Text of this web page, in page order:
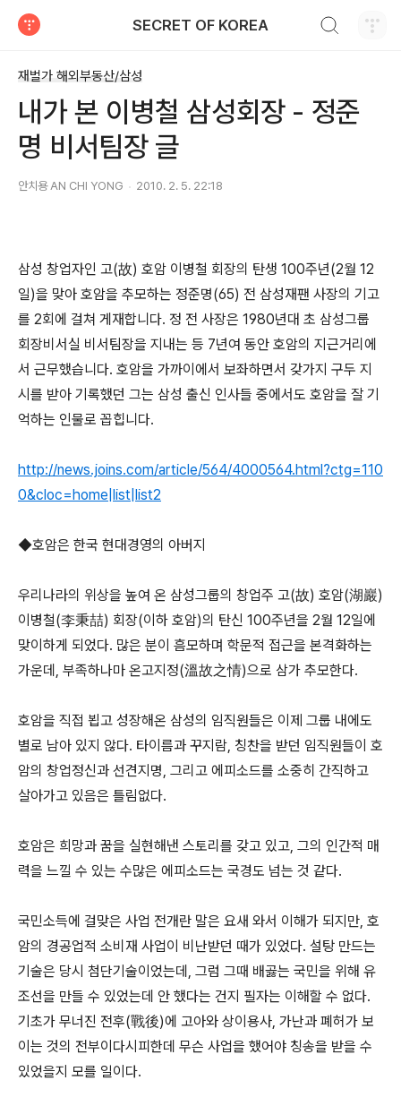
SECRET OF KOREA
재벌가 해외부동산/삼성
내가 본 이병철 삼성회장 - 정준
명 비서팀장 글
안치용 AN CHI YONG 2010. 2. 5. 22:18
삼성 창업자인 고(故) 호암 이병철 회장의 탄생 100주년(2월 12
일)을 맞아 호암을 추모하는 정준명(65) 전 삼성재팬 사장의 기고
를 2회에 걸쳐 게재합니다. 정 전 사장은 1980년대 초 삼성그룹
회장비서실 비서팀장을 지내는 등 7년여 동안 호암의 지근거리에
서 근무했습니다. 호암을 가까이에서 보좌하면서 갖가지 구두 지
시를 받아 기록했던 그는 삼성 출신 인사들 중에서도 호암을 잘 기
억하는 인물로 꼽힙니다.
http://news.joins.com/article/564/4000564.html?ctg=110
0&cloc=home|list|list2
◆호암은 한국 현대경영의 아버지
우리나라의 위상을 높여 온 삼성그룹의 창업주 고(故) 호암(湖巖)
이병철(李秉喆) 회장(이하 호암)의 탄신 100주년을 2월 12일에
맞이하게 되었다. 많은 분이 흠모하며 학문적 접근을 본격화하는
가운데, 부족하나마 온고지정(溫故之情)으로 삼가 추모한다.
호암을 직접 뵙고 성장해온 삼성의 임직원들은 이제 그룹 내에도
별로 남아 있지 않다. 타이름과 꾸지람, 칭찬을 받던 임직원들이 호
암의 창업정신과 선견지명, 그리고 에피소드를 소중히 간직하고
살아가고 있음은 틀림없다.
호암은 희망과 꿈을 실현해낸 스토리를 갖고 있고, 그의 인간적 매
력을 느낄 수 있는 수많은 에피소드는 국경도 넘는 것 같다.
국민소득에 걸맞은 사업 전개란 말은 요새 와서 이해가 되지만, 호
암의 경공업적 소비재 사업이 비난받던 때가 있었다. 설탕 만드는
기술은 당시 첨단기술이었는데, 그럼 그때 배곯는 국민을 위해 유
조선을 만들 수 있었는데 안 했다는 건지 필자는 이해할 수 없다.
기초가 무너진 전후(戰後)에 고아와 상이용사, 가난과 폐허가 보
이는 것의 전부이다시피한데 무슨 사업을 했어야 칭송을 받을 수
있었을지 모를 일이다.